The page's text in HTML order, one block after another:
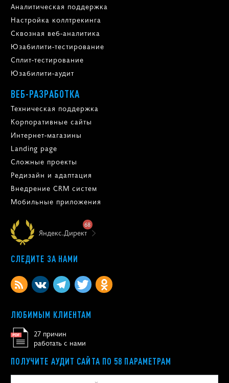
Аналитическая поддержка
Настройка коллтрекинга
Сквозная веб-аналитика
Юзабилити-тестирование
Сплит-тестирование
Юзабилити-аудит
ВЕБ-РАЗРАБОТКА
Техническая поддержка
Корпоративные сайты
Интернет-магазины
Landing page
Сложные проекты
Редизайн и адаптация
Внедрение CRM систем
Мобильные приложения
Яндекс.Директ
68
СЛЕДИТЕ ЗА НАМИ
ЛЮБИМЫМ КЛИЕНТАМ
27 причин
работать с нами
ПОЛУЧИТЕ АУДИТ САЙТА ПО 58 ПАРАМЕТРАМ